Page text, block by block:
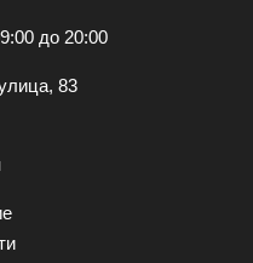
до 20:00
83